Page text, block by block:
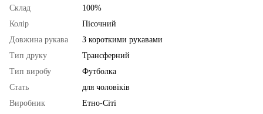
Склад
100%
Колір
Пісочний
Довжина рукава
З короткими рукавами
Тип друку
Трансферний
Тип виробу
Футболка
Стать
для чоловіків
Виробник
Етно-Сіті